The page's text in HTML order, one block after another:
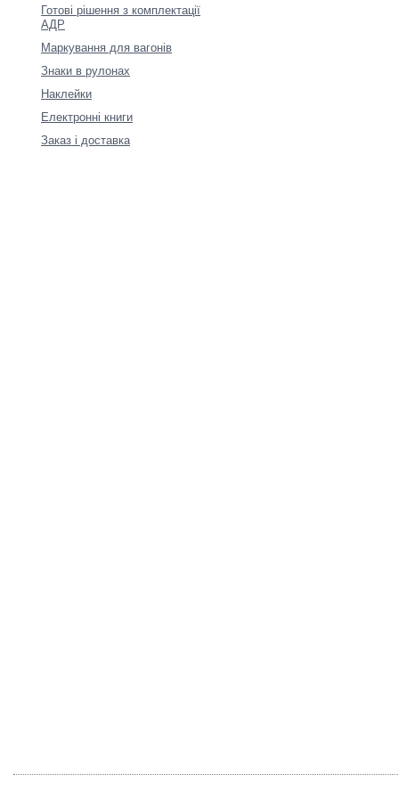
Готові рішення з комплектації
АДР
Маркування для вагонів
Знаки в рулонах
Наклейки
Електронні книги
Заказ і доставка